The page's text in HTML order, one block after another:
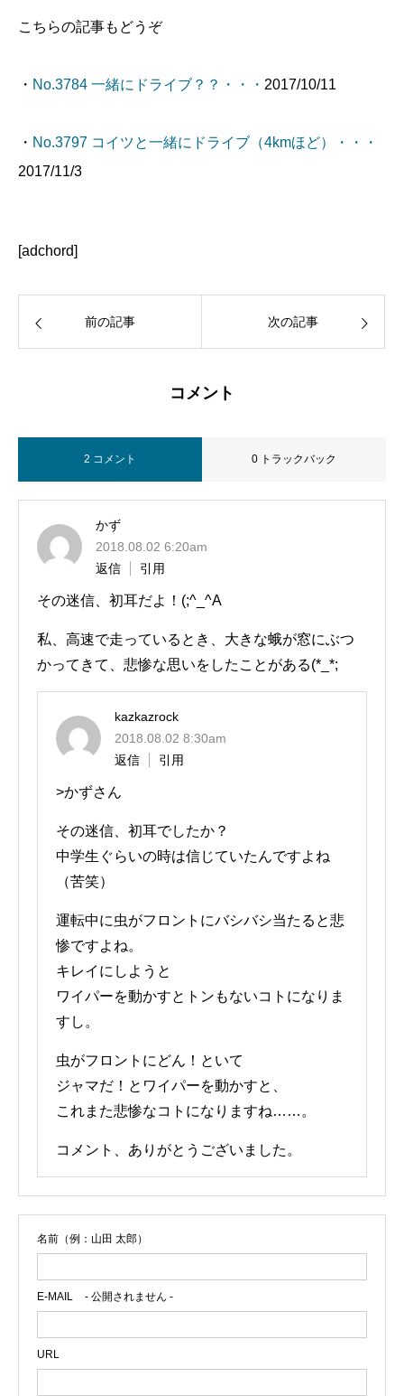
こちらの記事もどうぞ
・ No.3784 一緒にドライブ？？・・・ 2017/10/11
・ No.3797 コイツと一緒にドライブ（4kmほど）・・・
2017/11/3
[adchord]
前の記事 次の記事
コメント
2 コメント 0 トラックバック
かず
2018.08.02 6:20am
返信
引用
その迷信、初耳だよ！(;^_^A
私、高速で走っているとき、大きな蛾が窓にぶつ
かってきて、悲惨な思いをしたことがある(*_*;
kazkazrock
2018.08.02 8:30am
返信
引用
>かずさん
その迷信、初耳でしたか？
中学生ぐらいの時は信じていたんですよね
（苦笑）
運転中に虫がフロントにバシバシ当たると悲
惨ですよね。
キレイにしようと
ワイパーを動かすとトンもないコトになりま
すし。
虫がフロントにどん！といて
ジャマだ！とワイパーを動かすと、
これまた悲惨なコトになりますね……。
コメント、ありがとうございました。
名前（例：山田 太郎）
E-MAIL - 公開されません -
URL